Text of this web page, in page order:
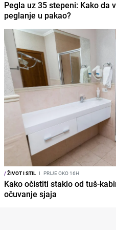
Pegla uz 35 stepeni: Kako da
peglanje u pakao?
/ŽIVOT I STIL I PRIJE OKO 16H
Kako očistiti staklo od tuš-
očuvanje sjaja